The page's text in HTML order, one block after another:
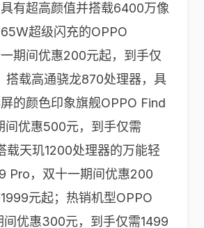
有超高颜值并搭载6400万像
超级闪充的OPPO
期间优惠200元起，到手仅
搭载高通骁龙870处理器，具
的颜色印象旗舰OPPO Find
间优惠500元，到手仅需
载天玑1200处理器的万能轻
Pro，双十一期间优惠200
元起；热销机型OPPO
间优惠300元，到手仅需1499